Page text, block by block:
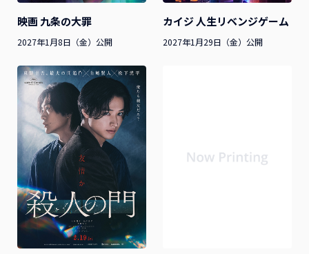
映画 九条の大罪
2027年1月8日（金）公開
カイジ 人生リベンジゲーム
2027年1月29日（金）公開